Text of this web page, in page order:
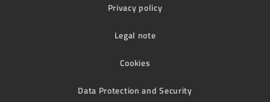
Privacy policy
Legal note
Cookies
Data Protection and Security